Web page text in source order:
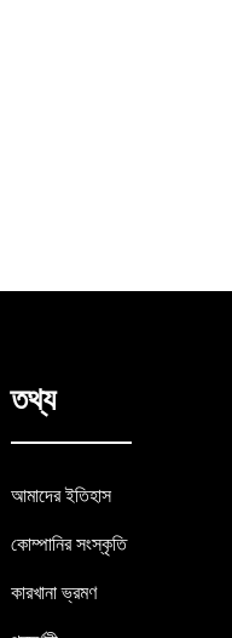
তথ্য
আমাদের ইতিহাস
কোম্পানির সংস্কৃতি
কারখানা ভ্রমণ